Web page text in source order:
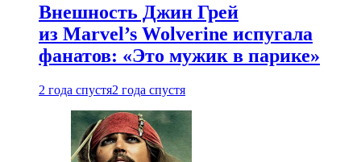
Внешность Джин Грей
из Marvel’s Wolverine испугала
фанатов: «Это мужик в парике»
2 года спустя2 года спустя